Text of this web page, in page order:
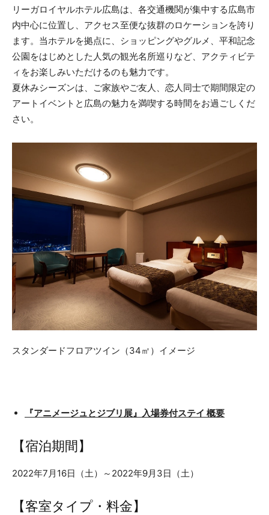
リーガロイヤルホテル広島は、各交通機関が集中する広島市
内中心に位置し、アクセス至便な抜群のロケーションを誇り
ます。当ホテルを拠点に、ショッピングやグルメ、平和記念
公園をはじめとした人気の観光名所巡りなど、アクティビテ
ィをお楽しみいただけるのも魅力です。
夏休みシーズンは、ご家族やご友人、恋人同士で期間限定の
アートイベントと広島の魅力を満喫する時間をお過ごしくだ
さい。
スタンダードフロアツイン（34㎡）イメージ
『アニメージュとジブリ展』 入場券付ステイ 概要
【宿泊期間】
2022年7月16日（土）～2022年9月3日（土）
【客室タイプ・料金】